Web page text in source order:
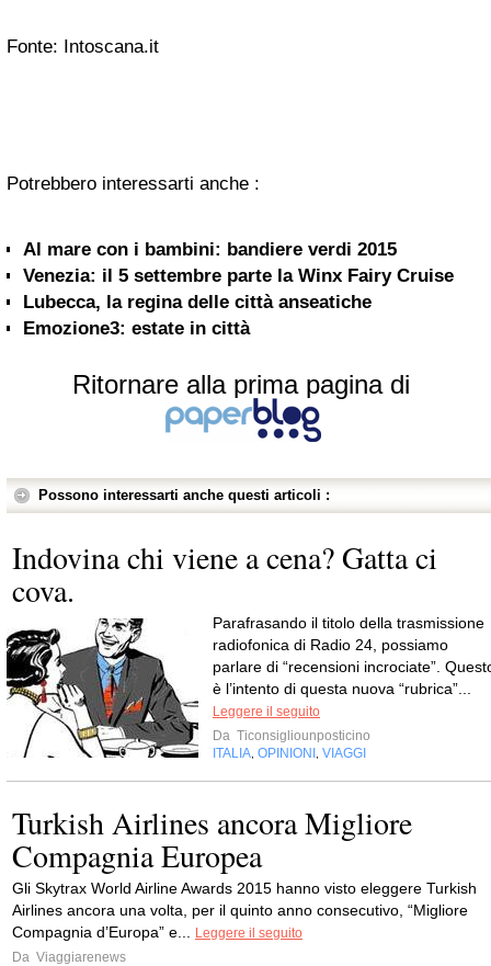
Fonte: Intoscana.it
Potrebbero interessarti anche :
Al mare con i bambini: bandiere verdi 2015
Venezia: il 5 settembre parte la Winx Fairy Cruise
Lubecca, la regina delle città anseatiche
Emozione3: estate in città
Ritornare alla prima pagina di
Possono interessarti anche questi articoli :
Indovina chi viene a cena? Gatta ci
cova.
Parafrasando il titolo della trasmissione
radiofonica di Radio 24, possiamo
parlare di “recensioni incrociate”.
è l’intento di questa nuova “rubrica”...
Leggere il seguito
Da Ticonsigliounposticino
ITALIA OPINIONI VIAGGI
Turkish Airlines ancora Migliore
Compagnia Europea
Gli Skytrax World Airline Awards 2015 hanno visto eleggere Turkish
Airlines ancora una volta, per il quinto anno consecutivo, “Migliore
Compagnia d’Europa” e...
Leggere il seguito
Da Viaggiarenews